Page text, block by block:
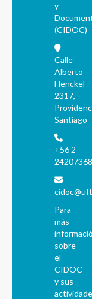
y
(CIDOC)
Calle
Alberto
Henckel
2317,
Santiago
+56 2
24207368
Para
más
sobre
el
CIDOC
y sus